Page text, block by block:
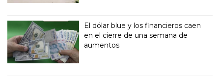
El dólar blue y los financieros caen
en el cierre de una semana de
aumentos